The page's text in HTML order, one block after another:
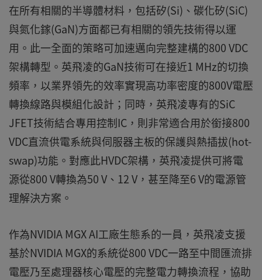
在所有相關的半導體材料，包括矽(Si)、碳化矽(SiC)
與氮化鎵(GaN)方面都已有相關的領先技術得以運
用。此一全面的策略可加速邁向完整建構的800 VDC
架構轉型。英飛凌的GaN技術可在接近1 MHz的切換
頻率，以業界領先的效率實現高功率密度的800V電壓
轉換線路與模組化設計；同時，英飛凌專有的SiC
JFET技術結合專用控制IC，則非常適合用於銜接800
VDC直流供電系統與伺服器主板的保護與熱插拔(hot-
swap)功能。對應此HVDC架構，英飛凌提供可將電
源從800 V轉換為50 V、12 V，甚至降至6 V的電源管
理解決方案。
作為NVIDIA MGX AI工廠生態系的一員，英飛凌支援
基於NVIDIA MGX的系統從800 VDC一路至中間匯流排
電壓乃至處理器核心電壓的完整電力轉換流程，協助